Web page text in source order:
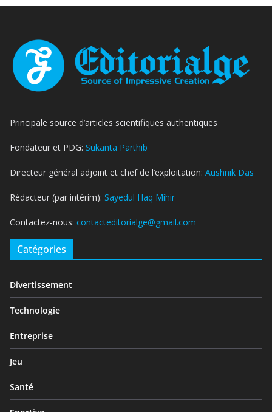
Principale source d’articles scientifiques authentiques
Fondateur et PDG: Sukanta Parthib
Directeur général adjoint et chef de l’exploitation: Aushnik Das
Rédacteur (par intérim): Sayedul Haq Mihir
Contactez-nous: contacteditorialge@gmail.com
Catégories
Divertissement
Technologie
Entreprise
Jeu
Santé